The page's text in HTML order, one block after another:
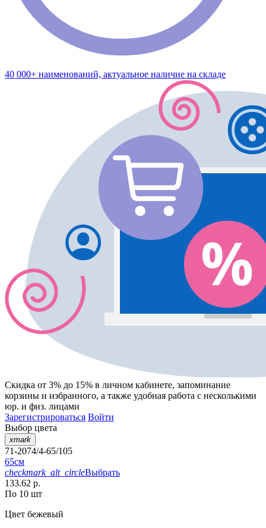
40 000+ наименований, актуальное наличие на складе
Скидка от 3% до 15% в личном кабинете, запоминание
корзины и избранного, а также удобная работа с несколькими
юр. и физ. лицами
Зарегистрироваться Войти
Выбор цвета
xmark
71-2074/4-65/105
65см
checkmark_alt_circleВыбрать
133.62 р.
По 10 шт
Цвет бежевый